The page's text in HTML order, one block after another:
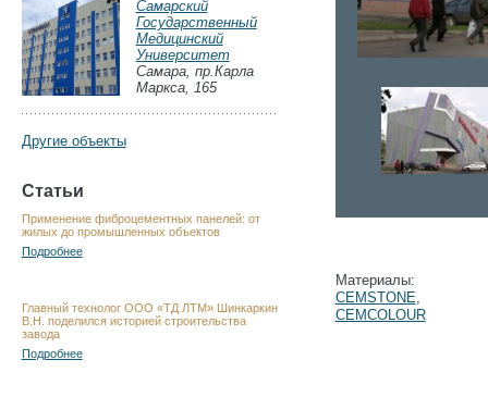
Материалы:
CEMSTONE
CEMCOLOUR
Самарский
Государственный
Медицинский
Университет
Самара, пр.Карла
Маркса, 165
Другие объекты
Статьи
Применение фиброцементных панелей: от
жилых до промышленных объектов
Подробнее
Главный технолог ООО «ТД ЛТМ» Шинкаркин
В.Н. поделился историей строительства
завода
Подробнее